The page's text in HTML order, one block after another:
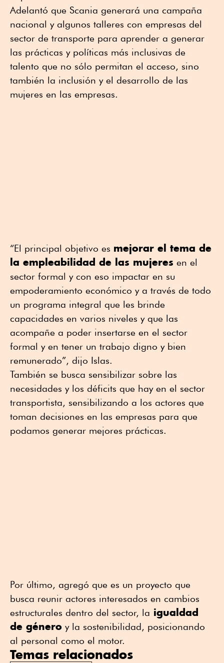
Adelantó que Scania generará una campaña
nacional y algunos talleres con empresas del
sector de transporte para aprender a generar
las prácticas y políticas más inclusivas de
talento que no sólo permitan el acceso, sino
también la inclusión y el desarrollo de las
mujeres en las empresas.
“El principal objetivo es mejorar el tema de
la empleabilidad de las mujeres en el
sector formal y con eso impactar en su
empoderamiento económico y a través de todo
un programa integral que les brinde
capacidades en varios niveles y que las
acompañe a poder insertarse en el sector
formal y en tener un trabajo digno y bien
remunerado”, dijo Islas.
También se busca sensibilizar sobre las
necesidades y los déficits que hay en el sector
transportista, sensibilizando a los actores que
toman decisiones en las empresas para que
podamos generar mejores prácticas.
Por último, agregó que es un proyecto que
busca reunir actores interesados en cambios
estructurales dentro del sector, la igualdad
de género y la sostenibilidad, posicionando
al personal como el motor.
Temas relacionados